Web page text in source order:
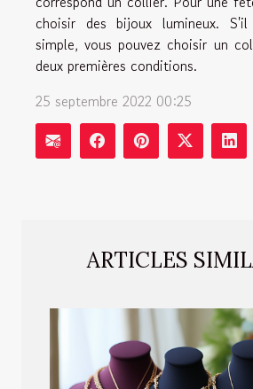
ARTICLES
choisir des bijoux lumineux.
simple, vous pouvez choisir un
deux premières conditions.
25 septembre 2022 00:25